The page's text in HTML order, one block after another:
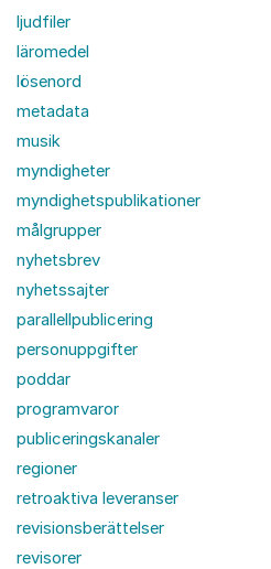
ljudfiler
läromedel
lösenord
metadata
musik
myndigheter
myndighetspublikationer
målgrupper
nyhetsbrev
nyhetssajter
parallellpublicering
personuppgifter
poddar
programvaror
publiceringskanaler
regioner
retroaktiva leveranser
revisionsberättelser
revisorer